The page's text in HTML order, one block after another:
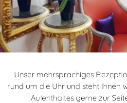
Unser mehrsprachiges
rund um die Uhr und steht Ihnen
Aufenthaltes gerne zur